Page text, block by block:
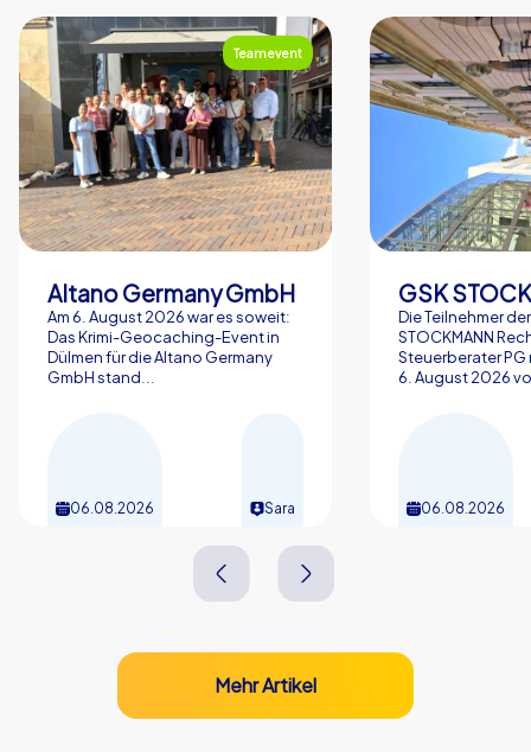
Teamevent
Altano Germany GmbH
Am 6. August 2026 war es soweit:
Das Krimi-Geocaching-Event in
Dülmen für die Altano Germany
GmbH stand...
06.08.2026 Sara
Die Teilnehmer
STOCKMANN
Steuerberater PG
6. August 2026
06.08.2026
Mehr Artikel